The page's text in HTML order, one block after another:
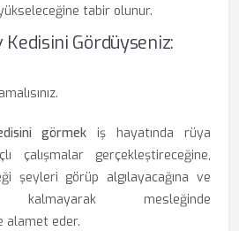
tabir olunur.
Kedisini Gördüyseniz:
görmek iş hayatında rüya
çalışmalar gerçekleştireceğine,
şeyleri görüp algılayacağına ve
mesleğinde
alamet eder.